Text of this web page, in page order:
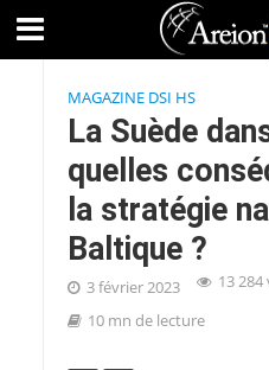
MAGAZINE DSI HS
La Suède
quelles
la stratégie
Baltique ?
3 février 2023
13 284
10 mn de lecture